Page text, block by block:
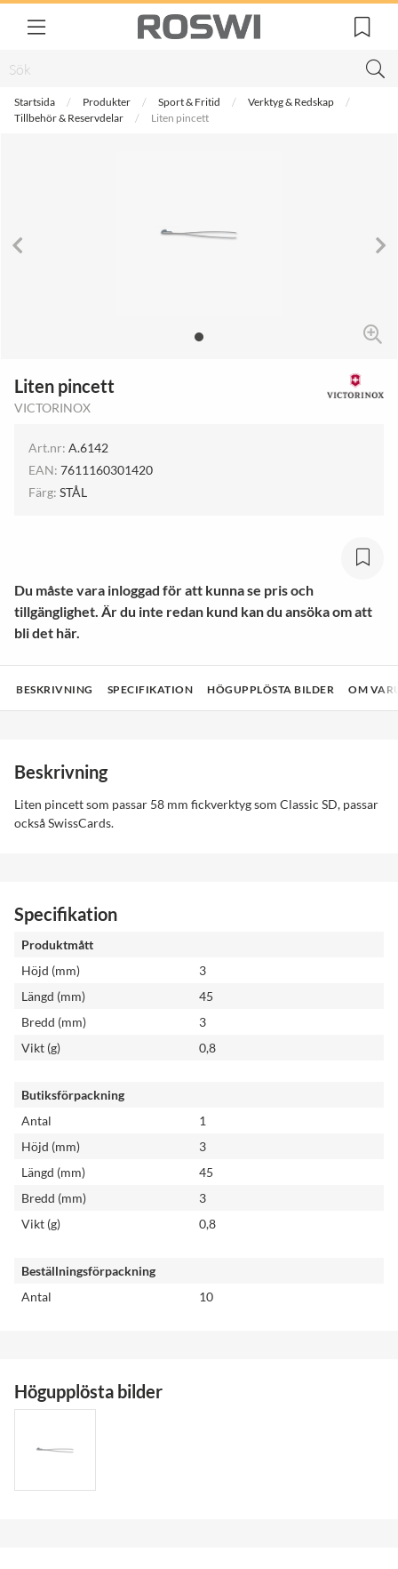
Startsida Produkter Sport & Fritid
Verktyg & Redskap
Tillbehör & Reservdelar
Liten pincett
Liten pincett
VICTORINOX
Art.nr: A.6142
EAN: 7611160301420
Färg: STÅL
Du måste vara inloggad för att kunna se pris och
tillgänglighet. Är du inte redan kund kan du ansöka om att
bli det här.
BESKRIVNING SPECIFIKATION HÖGUPPLÖSTA BILDER OM
Beskrivning
Liten pincett som passar 58 mm fickverktyg som Classic SD, passar
också SwissCards.
Specifikation
Produktmått
Höjd (mm)
3
Längd (mm)
45
Bredd (mm)
3
Vikt (g)
0,8
Butiksförpackning
Antal
1
Höjd (mm)
3
Längd (mm)
45
Bredd (mm)
3
Vikt (g)
0,8
Beställningsförpackning
Antal
10
Högupplösta bilder